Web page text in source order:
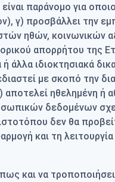
παράνομο για
γ) προσβάλλει την
ηθών, κοινωνικών
απορρήτου της
άλλα ιδιοκτησιακά
με σκοπό την
ηθελημένη ή
δεδομένων
δεν θα
και τη
και να